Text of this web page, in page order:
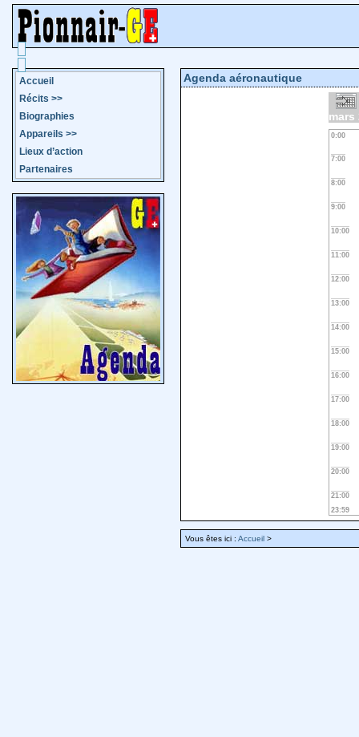
Accueil
Récits >>
Biographies
Appareils >>
Lieux d’action
Partenaires
Agenda aéronautique
mars
0:00
7:00
8:00
9:00
10:00
11:00
12:00
13:00
14:00
15:00
16:00
17:00
18:00
19:00
20:00
21:00
23:59
Vous êtes ici : Accueil >